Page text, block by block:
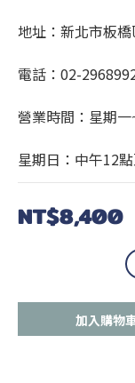
地址：新北市板
電話：02-
營業時間：星期
星期日：中午12
NT$8,400
加入購物